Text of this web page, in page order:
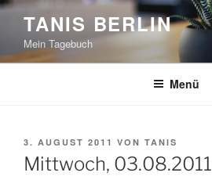
Zum
springen
TANIS BERLIN
Mein Tagebuch
Menü
VERÖFFENTLICHT
AM
3. AUGUST 2011 VON TANIS
Mittwoch, 03.08.2011